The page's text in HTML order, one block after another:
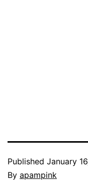
Published January
By apampink